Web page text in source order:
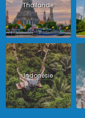
Thailande
Indonésie